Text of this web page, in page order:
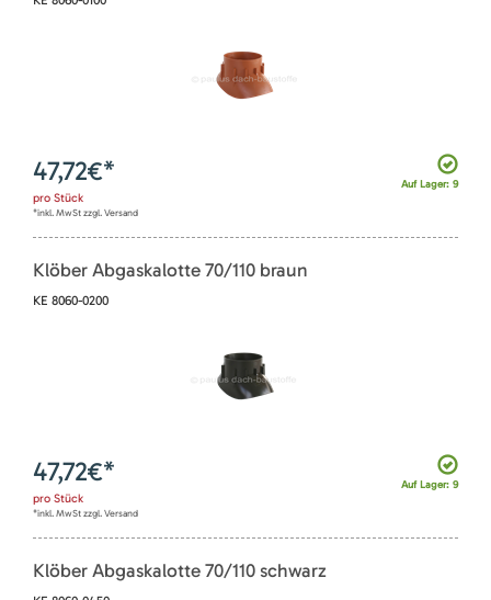
Auf Lager: 9
47,72€*
pro Stück
*inkl. MwSt zzgl. Versand
Klöber Abgaskalotte 70/110 braun
KE 8060-0200
Auf Lager: 9
47,72€*
pro Stück
*inkl. MwSt zzgl. Versand
Klöber Abgaskalotte 70/110 schwarz